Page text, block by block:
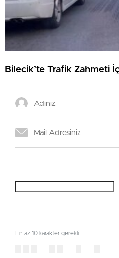
Bilecik’te Trafik Zahmeti
En az 10 karakter gerekli